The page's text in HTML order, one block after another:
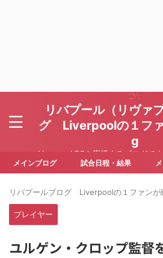
リバプール（リヴァ
グ Liverpoolの１フ
g
Liverpool FCを応援するブログ
ru Yoda
メインブログ 試合日程・結果
リバプールブログ Liverpoolの１ファンが
プレイヤー
ユルゲン・クロップ監督